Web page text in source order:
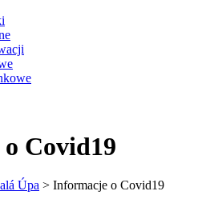
Covid19
Úpa > Informacje o Covid19